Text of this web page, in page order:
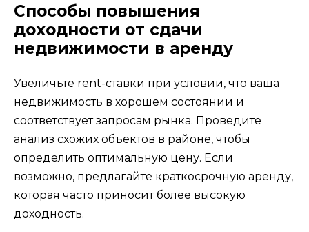
Способы повышения
доходности от сдачи
недвижимости в аренду
Увеличьте rent-ставки при условии, что ваша
недвижимость в хорошем состоянии и
соответствует запросам рынка. Проведите
анализ схожих объектов в районе, чтобы
определить оптимальную цену. Если
возможно, предлагайте краткосрочную аренду,
которая часто приносит более высокую
доходность.